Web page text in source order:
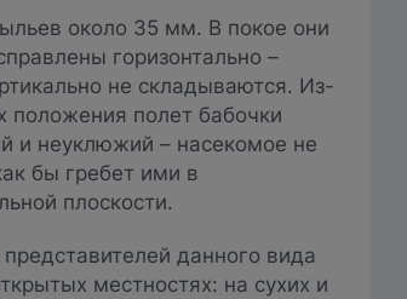
около 35 мм. В покое они
горизонтально –
не складываются. Из-
положения полет бабочки
и неуклюжий – насекомое не
бы гребет ими в
плоскости.
представителей данного вида
местностях: на сухих и